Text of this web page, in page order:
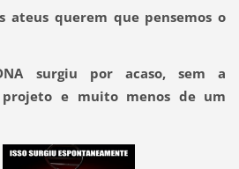
ateus querem que pensemos o
surgiu por acaso, sem a
projeto e muito menos de um